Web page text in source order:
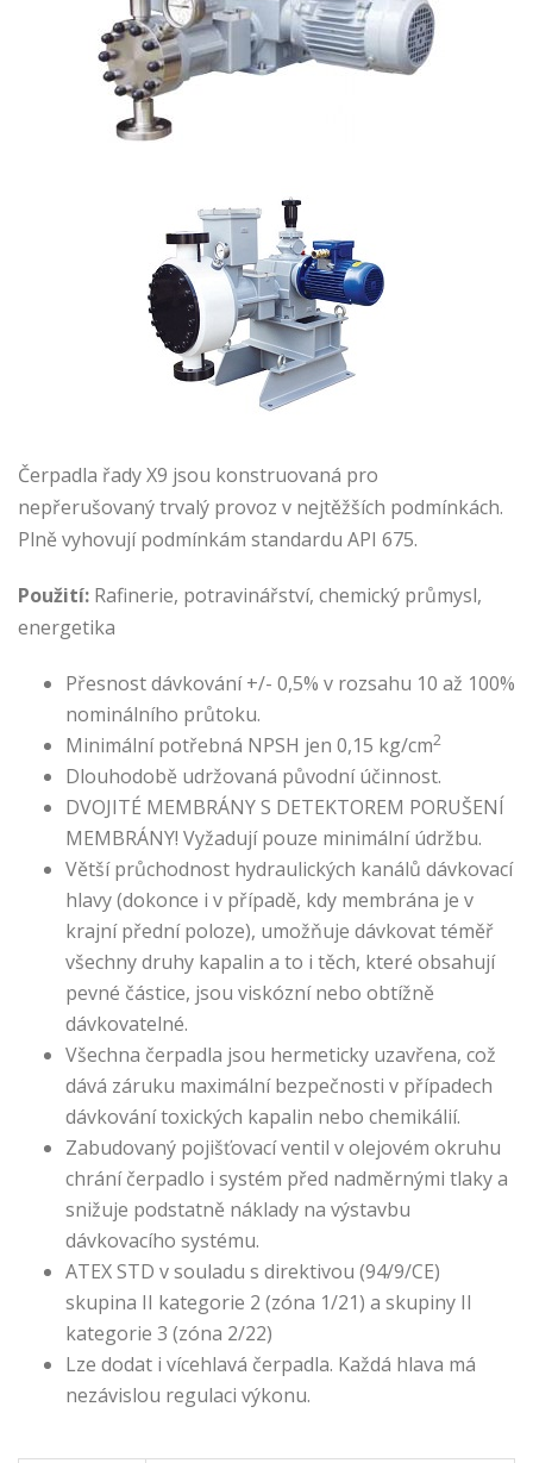
Čerpadla řady X9 jsou konstruovaná pro
nepřerušovaný trvalý provoz v nejtěžších podmínkách.
Plně vyhovují podmínkám standardu API 675.
Použití: Rafinerie, potravinářství, chemický průmysl,
energetika
Přesnost dávkování +/- 0,5% v rozsahu 10 až 100%
nominálního průtoku.
Minimální potřebná NPSH jen 0,15 kg/cm2
Dlouhodobě udržovaná původní účinnost.
DVOJITÉ MEMBRÁNY S DETEKTOREM PORUŠENÍ
MEMBRÁNY! Vyžadují pouze minimální údržbu.
Větší průchodnost hydraulických kanálů dávkovací
hlavy (dokonce i v případě, kdy membrána je v
krajní přední poloze), umožňuje dávkovat téměř
všechny druhy kapalin a to i těch, které obsahují
pevné částice, jsou viskózní nebo obtížně
dávkovatelné.
Všechna čerpadla jsou hermeticky uzavřena, což
dává záruku maximální bezpečnosti v případech
dávkování toxických kapalin nebo chemikálií.
Zabudovaný pojišťovací ventil v olejovém okruhu
chrání čerpadlo i systém před nadměrnými tlaky a
snižuje podstatně náklady na výstavbu
dávkovacího systému.
ATEX STD v souladu s direktivou (94/9/CE)
skupina II kategorie 2 (zóna 1/21) a skupiny II
kategorie 3 (zóna 2/22)
Lze dodat i vícehlavá čerpadla. Každá hlava má
nezávislou regulaci výkonu.